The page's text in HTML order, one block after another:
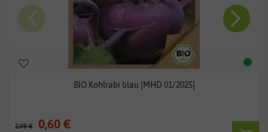
BIO Kohlrabi blau [MHD 01/2025]
2,99 € 0,60 €